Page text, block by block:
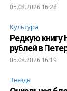
05.08.2026 16:28
Культура
Редкую книгу
рублей в
05.08.2026 16:19
Звезды